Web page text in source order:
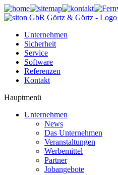
Unternehmen
Sicherheit
Service
Software
Referenzen
Kontakt
Hauptmenü
Unternehmen
News
Das Unternehmen
Veranstaltungen
Werbemittel
Partner
Jobangebote